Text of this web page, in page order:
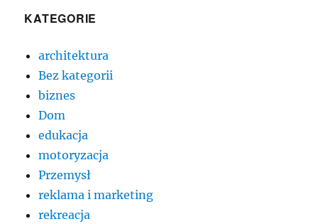
KATEGORIE
architektura
Bez kategorii
biznes
Dom
edukacja
motoryzacja
Przemysł
reklama i marketing
rekreacja